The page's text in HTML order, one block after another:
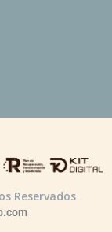
Reservados